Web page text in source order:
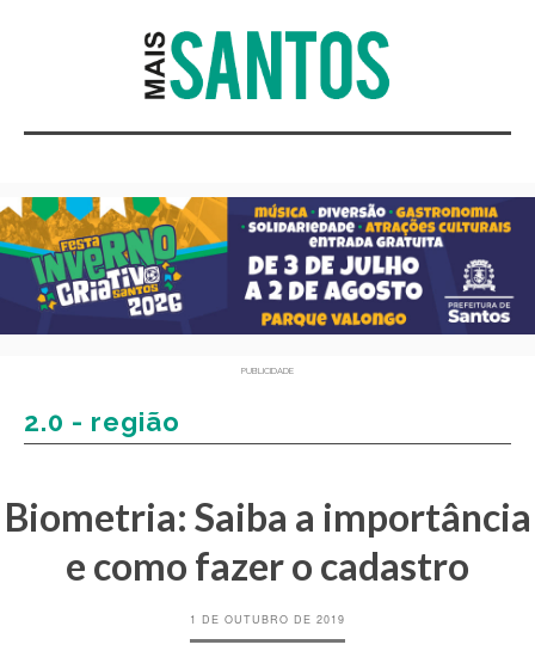
PUBLICIDADE
2.0 - região
Biometria: Saiba a importância
e como fazer o cadastro
1 DE OUTUBRO DE 2019